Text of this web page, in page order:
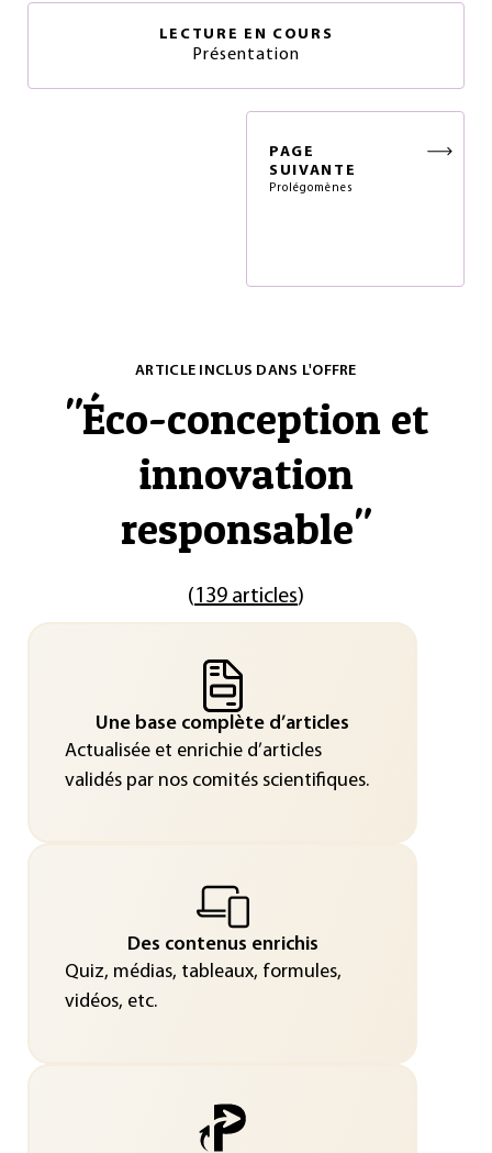
LECTURE EN COURS
Présentation
PAGE
SUIVANTE
Prolégomènes
ARTICLE INCLUS DANS L'OFFRE
"Éco-conception et
innovation
responsable"
(139 articles)
Une base complète d’articles
Actualisée et enrichie d’articles
validés par nos comités scientifiques.
Des contenus enrichis
Quiz, médias, tableaux, formules,
vidéos, etc.